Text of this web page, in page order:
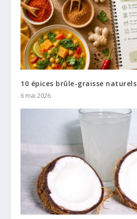
10 épices brûle-graisse naturels
6 mai 2026